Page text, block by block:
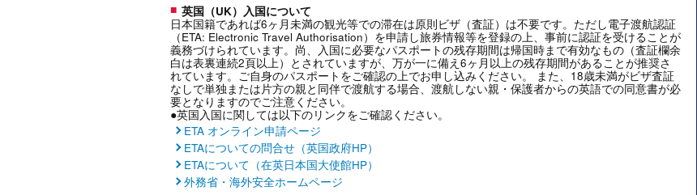
英国（UK）入国について
日本国籍であれば6ヶ月未満の観光等での滞在は原則ビザ（査証）は不要です。ただし電子渡航認証
（ETA: Electronic Travel Authorisation）を申請し旅券情報等を登録の上、事前に認証を受けることが
義務づけられています。尚、入国に必要なパスポートの残存期間は帰国時まで有効なもの（査証欄余
白は表裏連続2頁以上）とされていますが、万が一に備え6ヶ月以上の残存期間があることが推奨さ
れています。ご自身のパスポートをご確認の上でお申し込みください。 また、18歳未満がビザ査証
なしで単独または片方の親と同伴で渡航する場合、渡航しない親・保護者からの英語での同意書が必
要となりますのでご注意ください。
●英国入国に関しては以下のリンクをご確認ください。
ETA オンライン申請ページ
ETAについての問合せ（英国政府HP）
ETAについて（在英日本国大使館HP）
外務省・海外安全ホームページ